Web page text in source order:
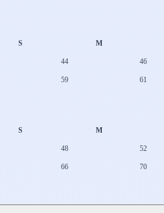
S M
44 46
59 61
S M
48 52
66 70